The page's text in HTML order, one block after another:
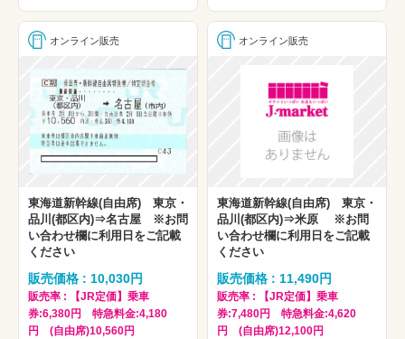
オンライン販売
東海道新幹線(自由席) 東京・
品川(都区内)⇒名古屋 ※お問
い合わせ欄に利用日をご記載
ください
販売価格 : 10,030円
販売率 : 【JR定価】乗車
券:6,380円 特急料金:4,180
円 (自由席)10,560円
オンライン販売
東海道新幹線(自由席) 東京・
品川(都区内)⇒米原 ※お問
い合わせ欄に利用日をご記載
ください
販売価格 : 11,490円
販売率 : 【JR定価】乗車
券:7,480円 特急料金:4,620
円 (自由席)12,100円